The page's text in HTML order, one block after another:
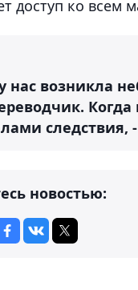
доступ ко всем
нас возникла
следствия,
новостью: